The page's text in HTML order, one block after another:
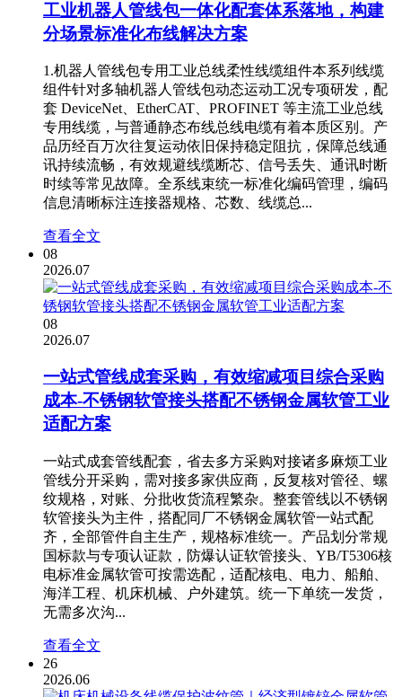
工业机器人管线包一体化配套体系落地，构建
分场景标准化布线解决方案
1.机器人管线包专用工业总线柔性线缆组件本系列线缆
组件针对多轴机器人管线包动态运动工况专项研发，配
套 DeviceNet、EtherCAT、PROFINET 等主流工业总线
专用线缆，与普通静态布线总线电缆有着本质区别。产
品历经百万次往复运动依旧保持稳定阻抗，保障总线通
讯持续流畅，有效规避线缆断芯、信号丢失、通讯时断
时续等常见故障。全系线束统一标准化编码管理，编码
信息清晰标注连接器规格、芯数、线缆总...
查看全文
08
2026.07
08
2026.07
一站式管线成套采购，有效缩减项目综合采购
成本-不锈钢软管接头搭配不锈钢金属软管工业
适配方案
一站式成套管线配套，省去多方采购对接诸多麻烦工业
管线分开采购，需对接多家供应商，反复核对管径、螺
纹规格，对账、分批收货流程繁杂。整套管线以不锈钢
软管接头为主件，搭配同厂不锈钢金属软管一站式配
齐，全部管件自主生产，规格标准统一。产品划分常规
国标款与专项认证款，防爆认证软管接头、YB/T5306核
电标准金属软管可按需选配，适配核电、电力、船舶、
海洋工程、机床机械、户外建筑。统一下单统一发货，
无需多次沟...
查看全文
26
2026.06